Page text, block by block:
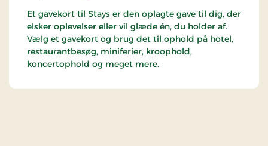
Et gavekort til Stays er den oplagte gave til dig, der
elsker oplevelser eller vil glæde én, du holder af.
Vælg et gavekort og brug det til ophold på hotel,
restaurantbesøg, miniferier, kroophold,
koncertophold og meget mere.